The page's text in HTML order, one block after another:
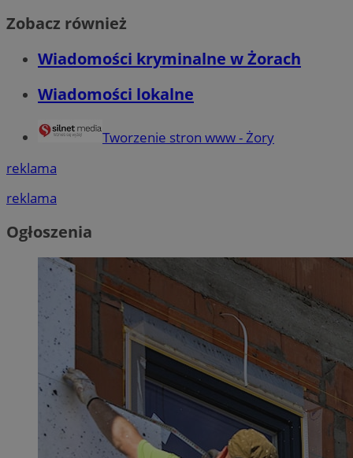
Zobacz również
Wiadomości kryminalne w Żorach
Wiadomości lokalne
Tworzenie stron www - Żory
reklama
reklama
Ogłoszenia